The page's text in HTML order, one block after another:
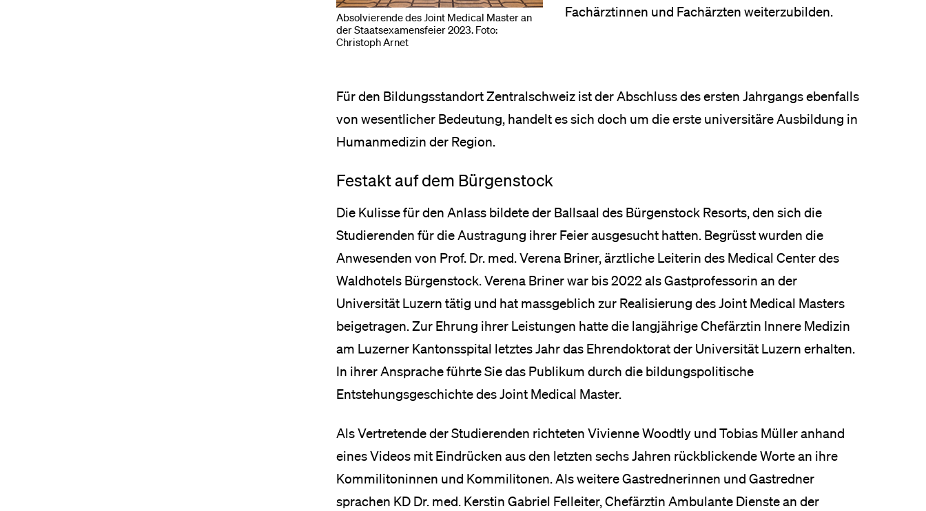
Absolvierende des Joint Medical Master an
der Staatsexamensfeier 2023. Foto:
Christoph Arnet
Fachärztinnen und Fachärzten weiterzubilden.
Für den Bildungsstandort Zentralschweiz ist der Abschluss des ersten Jahrgangs ebenfalls
von wesentlicher Bedeutung, handelt es sich doch um die erste universitäre Ausbildung in
Humanmedizin der Region.
Festakt auf dem Bürgenstock
Die Kulisse für den Anlass bildete der Ballsaal des Bürgenstock Resorts, den sich die
Studierenden für die Austragung ihrer Feier ausgesucht hatten. Begrüsst wurden die
Anwesenden von Prof. Dr. med. Verena Briner, ärztliche Leiterin des Medical Center des
Waldhotels Bürgenstock. Verena Briner war bis 2022 als Gastprofessorin an der
Universität Luzern tätig und hat massgeblich zur Realisierung des Joint Medical Masters
beigetragen. Zur Ehrung ihrer Leistungen hatte die langjährige Chefärztin Innere Medizin
am Luzerner Kantonsspital letztes Jahr das Ehrendoktorat der Universität Luzern erhalten.
In ihrer Ansprache führte Sie das Publikum durch die bildungspolitische
Entstehungsgeschichte des Joint Medical Master.
Als Vertretende der Studierenden richteten Vivienne Woodtly und Tobias Müller anhand
eines Videos mit Eindrücken aus den letzten sechs Jahren rückblickende Worte an ihre
Kommilitoninnen und Kommilitonen. Als weitere Gastrednerinnen und Gastredner
sprachen KD Dr. med. Kerstin Gabriel Felleiter, Chefärztin Ambulante Dienste an der
Förderer
Medien